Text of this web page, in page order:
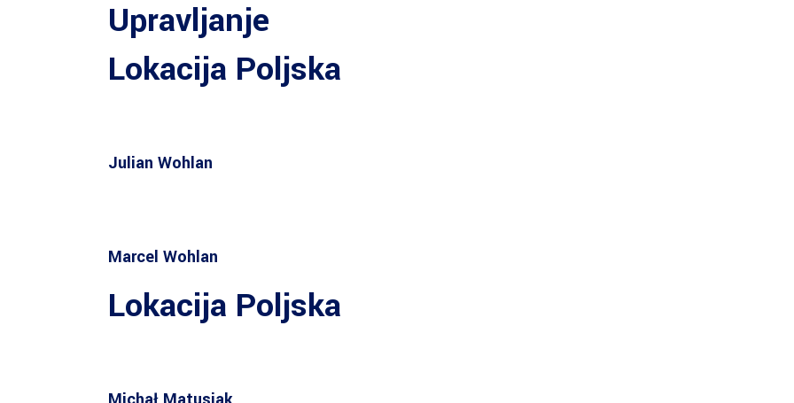
Upravljanje
Lokacija Poljska
Julian Wohlan
Marcel Wohlan
Lokacija Poljska